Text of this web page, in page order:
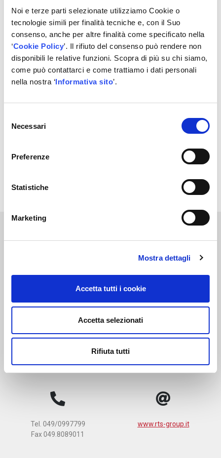
Noi e terze parti selezionate utilizziamo Cookie o
tecnologie simili per finalità tecniche e, con il Suo
consenso, anche per altre finalità come specificato nella
‘Cookie Policy’. Il rifiuto del consenso può rendere non
disponibili le relative funzioni. Scopra di più su chi siamo,
come può contattarci e come trattiamo i dati personali
nella nostra ‘Informativa sito’.
delNecessari
Preferenze
Statistiche
Marketing
Mostra dettagli
Accetta tutti i cookie
Accetta selezionati
Rifiuta tutti
I numeri:
11 persone addette alla vendita
7 persone addette all’assistenza tecnica
3 persone addette all’amministrazione
1 responsabile commerciale
47 persone addette al magazzino
RTS)
Oltre 132.000 articoli gestiti a magazzino (Gruppo
Contatti
Società soggetta a Direzione e
Italia Holding S.r.l. | P.Iva:
Tel. 049/0997799
Fax 049.8089011
www.rts-group.it